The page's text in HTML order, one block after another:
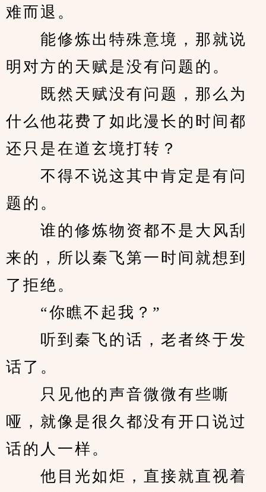
难而退。
能修炼出特殊意境，那就说
明对方的天赋是没有问题的。
既然天赋没有问题，那么为
什么他花费了如此漫长的时间都
还只是在道玄境打转？
不得不说这其中肯定是有问
题的。
谁的修炼物资都不是大风刮
来的，所以秦飞第一时间就想到
了拒绝。
“你瞧不起我？”
听到秦飞的话，老者终于发
话了。
只见他的声音微微有些嘶
哑，就像是很久都没有开口说过
话的人一样。
他目光如炬，直接就直视着